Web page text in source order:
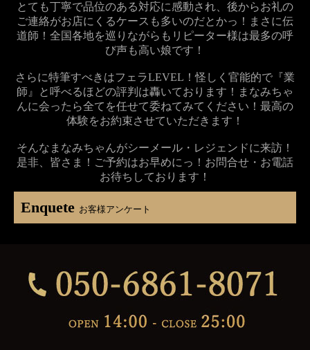
とても丁寧で品位のある対応に感動され、後からお礼の
ご連絡がお店にくるケースも多いのだとかっ！まさに伝
道師！全国各地を巡りながらもリピーター様は最多の呼
び声も高い娘です！
さらに特筆すべきはフェラLEVEL！怪しく官能的で『業
師』と呼べるほどの評判は轟いております！まなみちゃ
んに会ったら全てを任せて委ねてみてください！最高の
体験をお約束させていただきます！
そんなまなみちゃんがシーメール・レジェンドに来訪！
是非、皆さま！ご予約はお早めにっ！お問合せ・お電話
お待ちしております！
Enquete お客様アンケート